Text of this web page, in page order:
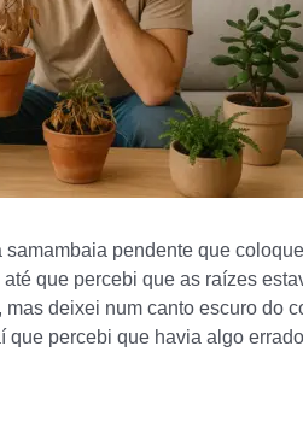
pendente que
que percebi que as raízes
deixei num canto escuro do
percebi que havia algo